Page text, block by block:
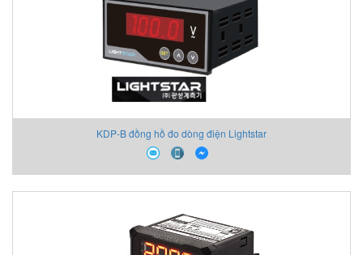
KDP-B đồng hồ đo dòng điện Lightstar